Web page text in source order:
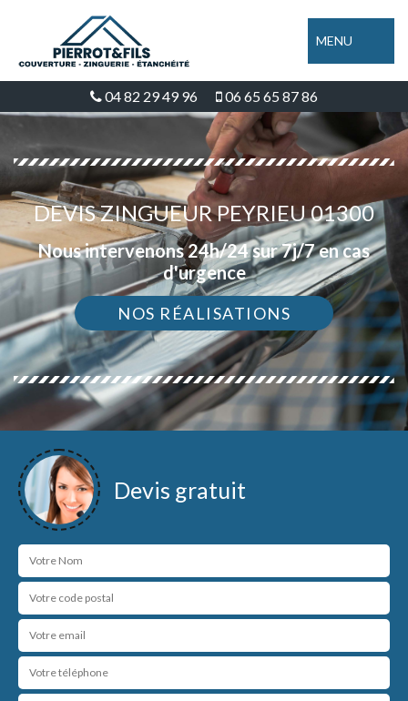
MENU
04 82 29 49 96 06 65 65 87 86
DEVIS ZINGUEUR PEYRIEU 01300
Nous intervenons 24h/24 sur 7j/7 en cas
d'urgence
NOS RÉALISATIONS
Devis gratuit